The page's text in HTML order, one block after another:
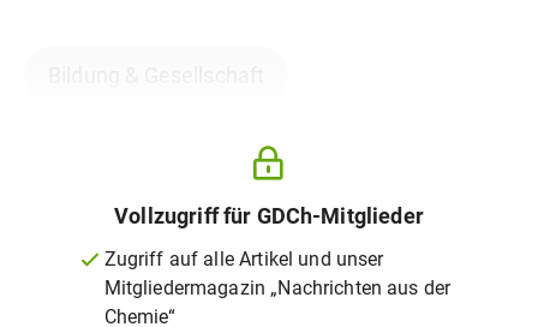
Vollzugriff für GDCh-Mitglieder
Zugriff auf alle Artikel und unser
Mitgliedermagazin „Nachrichten aus der
Chemie“